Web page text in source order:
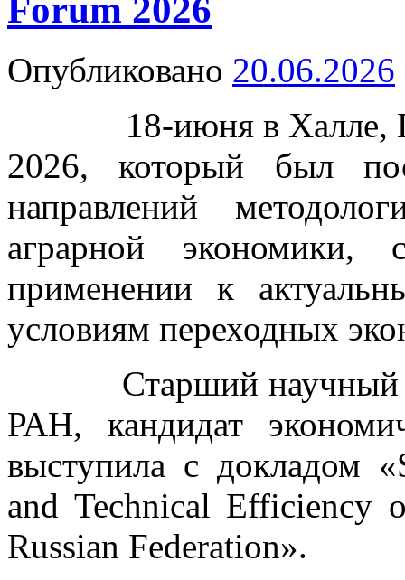
Forum 2026
Опубликовано 20.06.2026
18-июня в Халле,
2026, который был
направлений
аграрной
применении к
условиям переходных
Старший научный
РАН, кандидат
выступила с докладом
and Technical Efficiency
Russian Federation».